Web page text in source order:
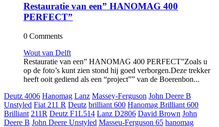
Restauratie van een” HANOMAG 400
PERFECT”
0 Comments
Wout van Delft
Restauratie van een” HANOMAG 400 PERFECT”Zoals u
op de foto’s kunt zien stond hij goed verborgen.Deze trekker
heeft ooit gediend als een “project”” van de Boerenbon...
Deutz 4006 Hanomag Lanz Massey-Ferguson John Deere B
Unstyled Fiat 211 R Deutz brilliant 600 Hanomag Brilliant 600
Brilliant 211R Deutz F1L514 Lanz D2806 David Brown John
Deere B John Deere Unstyled Masseu-Ferguson 65 hanomag